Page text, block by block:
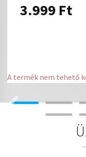
3.999 Ft
A termék nem tehető